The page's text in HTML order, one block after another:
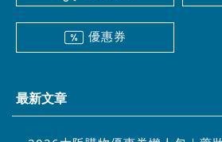
優惠券
最新文章